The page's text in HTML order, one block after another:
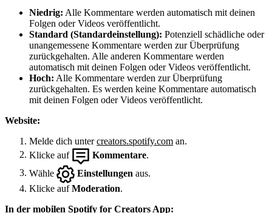
Niedrig: Alle Kommentare werden automatisch mit deinen
Folgen oder Videos veröffentlicht.
Standard (Standardeinstellung): Potenziell schädliche oder
unangemessene Kommentare werden zur Überprüfung
zurückgehalten. Alle anderen Kommentare werden
automatisch mit deinen Folgen oder Videos veröffentlicht.
Hoch: Alle Kommentare werden zur Überprüfung
zurückgehalten. Es werden keine Kommentare automatisch
mit deinen Folgen oder Videos veröffentlicht.
Website:
Melde dich untercreators.spotify.com an.
Klicke auf
Kommentare
Wähle
Einstellungen aus.
Klicke aufModeration.
In der mobilen Spotify for Creators App: